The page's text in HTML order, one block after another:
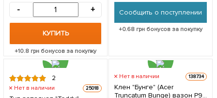
- +
КУПИТЬ
+10.8грн бонусов за покупку
Сообщить о поступлении
+0.68 грн бонусов за покупку
2
Нет в наличии 25018
Нет в наличии 138734
Клен "Бунге" (Acer
Truncatum Bunge) вазон Р9 1